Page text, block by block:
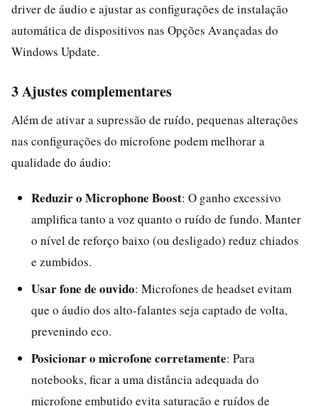
driver de áudio e ajustar as configurações de instalação
automática de dispositivos nas Opções Avançadas do
Windows Update.
3 Ajustes complementares
Além de ativar a supressão de ruído, pequenas alterações
nas configurações do microfone podem melhorar a
qualidade do áudio:
Reduzir o Microphone Boost: O ganho excessivo
amplifica tanto a voz quanto o ruído de fundo. Manter
o nível de reforço baixo (ou desligado) reduz chiados
e zumbidos.
Usar fone de ouvido: Microfones de headset evitam
que o áudio dos alto-falantes seja captado de volta,
prevenindo eco.
Posicionar o microfone corretamente: Para
notebooks, ficar a uma distância adequada do
microfone embutido evita saturação e ruídos de